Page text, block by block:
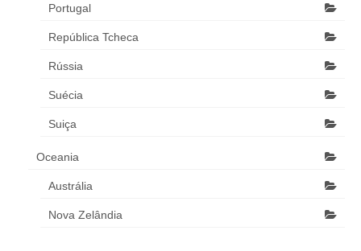
Portugal
República Tcheca
Rússia
Suécia
Suiça
Oceania
Austrália
Nova Zelândia